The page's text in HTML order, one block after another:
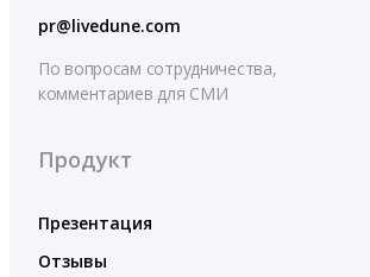
pr@livedune.com
По вопросам сотрудничества,
комментариев для СМИ
Продукт
Презентация
Отзывы